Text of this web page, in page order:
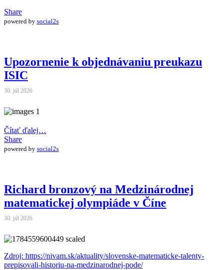
Share
powered by social2s
Upozornenie k objednávaniu preukazu
ISIC
30. júl 2026
Čítať ďalej…
Share
powered by social2s
Richard bronzový na Medzinárodnej
matematickej olympiáde v Číne
30. júl 2026
Zdroj: https://nivam.sk/aktuality/slovenske-matematicke-talenty-
prepisovali-historiu-na-medzinarodnej-pode/